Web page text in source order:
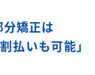
分矯正は
払いも可能」